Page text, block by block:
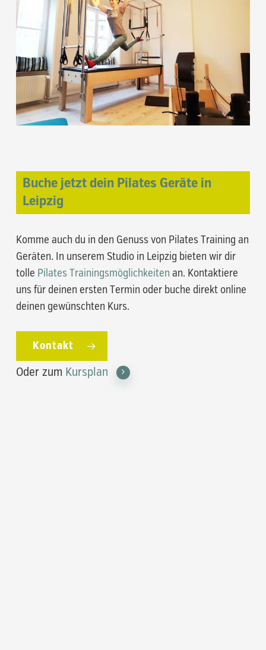
Buche jetzt dein Pilates Geräte in
Leipzig
Komme auch du in den Genuss von Pilates Training an
Geräten. In unserem Studio in Leipzig bieten wir dir
tolle Pilates Trainingsmöglichkeiten an. Kontaktiere
uns für deinen ersten Termin oder buche direkt online
deinen gewünschten Kurs.
Kontakt
Oder zum Kursplan